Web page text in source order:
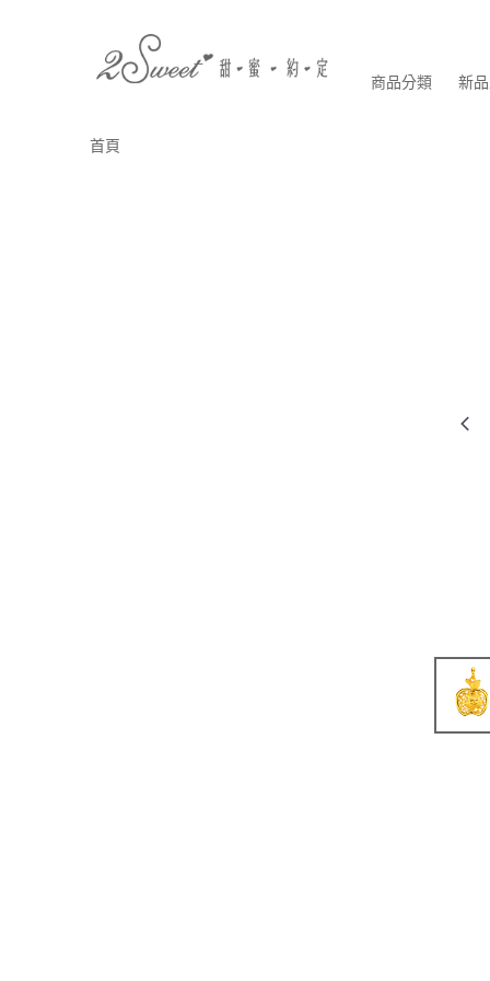
商品分類 新
首頁